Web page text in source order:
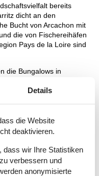
bereits
dicht an den
Bucht von Arcachon mit
die von Fischereihäfen
Pays de la Loire sind
die Bungalows in
d’Azur zwischen
Lyon mit den stolzen
Narbonne, dem
verträumten
im Norden des Landes
Details
die Website
deaktivieren.
dass wir Ihre Statistiken
verbessern und
anonymisierte